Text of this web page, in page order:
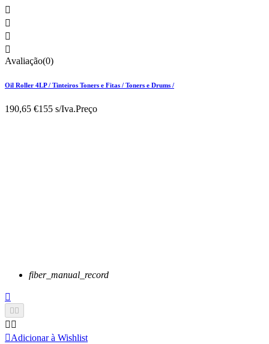




Avaliação(0)
Oil Roller 4LP / Tinteiros Toners e Fitas / Toners e Drums /
190,65 €155 s/Iva.Preço
fiber_manual_record

 
 
Adicionar à Wishlist